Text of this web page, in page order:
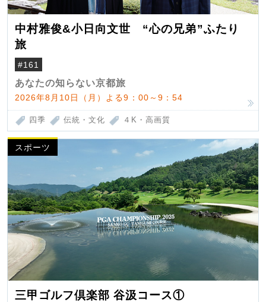
中村雅俊&小日向文世 “心の兄弟”ふたり
旅
#161
あなたの知らない京都旅
2026年8月10日（月）よる9：00～9：54
四季 伝統・文化 ４K・高画質
スポーツ
三甲ゴルフ倶楽部 谷汲コース①